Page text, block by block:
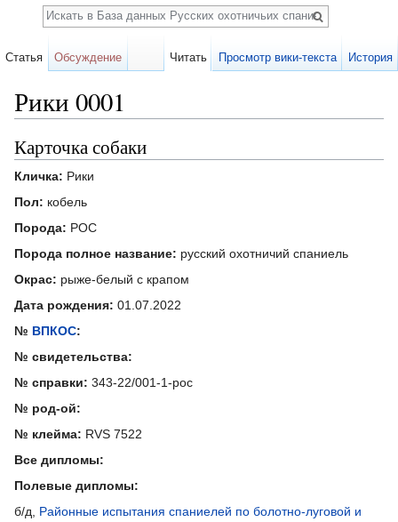
Рики 0001
Карточка собаки
Кличка: Рики
Пол: кобель
Порода: РОС
Порода полное название: русский охотничий спаниель
Окрас: рыже-белый с крапом
Дата рождения: 01.07.2022
№ ВПКОС:
№ свидетельства:
№ справки: 343-22/001-1-рос
№ род-ой:
№ клейма: RVS 7522
Все дипломы:
Полевые дипломы:
б/д, Районные испытания спаниелей по болотно-луговой и
Статья Обсуждение Читать Просмотр вики-текста История
Поиск